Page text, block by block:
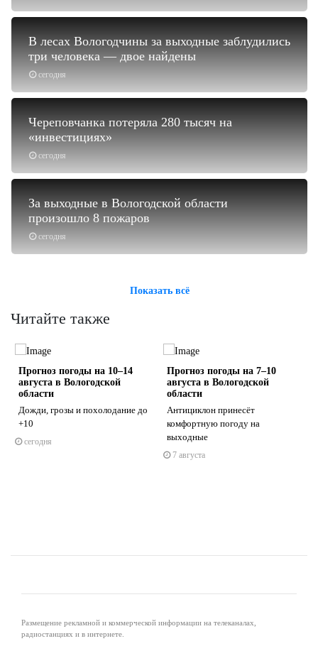
сегодня
В лесах Вологодчины за выходные заблудились
три человека — двое найдены
сегодня
Череповчанка потеряла 280 тысяч на
«инвестициях»
сегодня
За выходные в Вологодской области
произошло 8 пожаров
Показать всё
Читайте также
Прогноз погоды на 10–14
августа в Вологодской
области
Дожди, грозы и похолодание до
+10
сегодня
Прогноз погоды на 7–10
августа в Вологодской
области
Антициклон принесёт
комфортную погоду на
выходные
7 августа
Размещение рекламной и коммерческой информации на телеканалах,
радиостанциях и в интернете.